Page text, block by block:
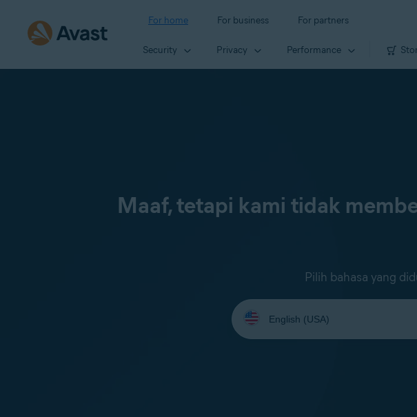
For home For business For partners
Security Privacy Performance
Maaf, tetapi kami tidak
Pilih bahasa yang
Select
your
language: